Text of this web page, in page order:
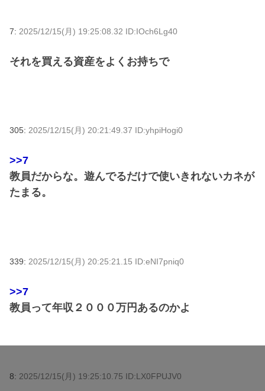
7: 2025/12/15(月) 19:25:08.32 ID:IOch6Lg40
それを買える資産をよくお持ちで
305: 2025/12/15(月) 20:21:49.37 ID:yhpiHogi0
>>7
教員だからな。遊んでるだけで使いきれないカネが
たまる。
339: 2025/12/15(月) 20:25:21.15 ID:eNI7pniq0
>>7
教員って年収２０００万円あるのかよ
8: 2025/12/15(月) 19:25:10.75 ID:LX0FPUJV0